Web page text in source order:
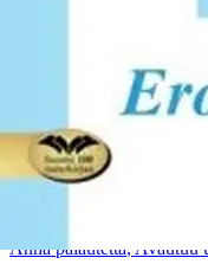
Oletko
Ovatko tuotetiedot
Anna palautetta, Avautuu